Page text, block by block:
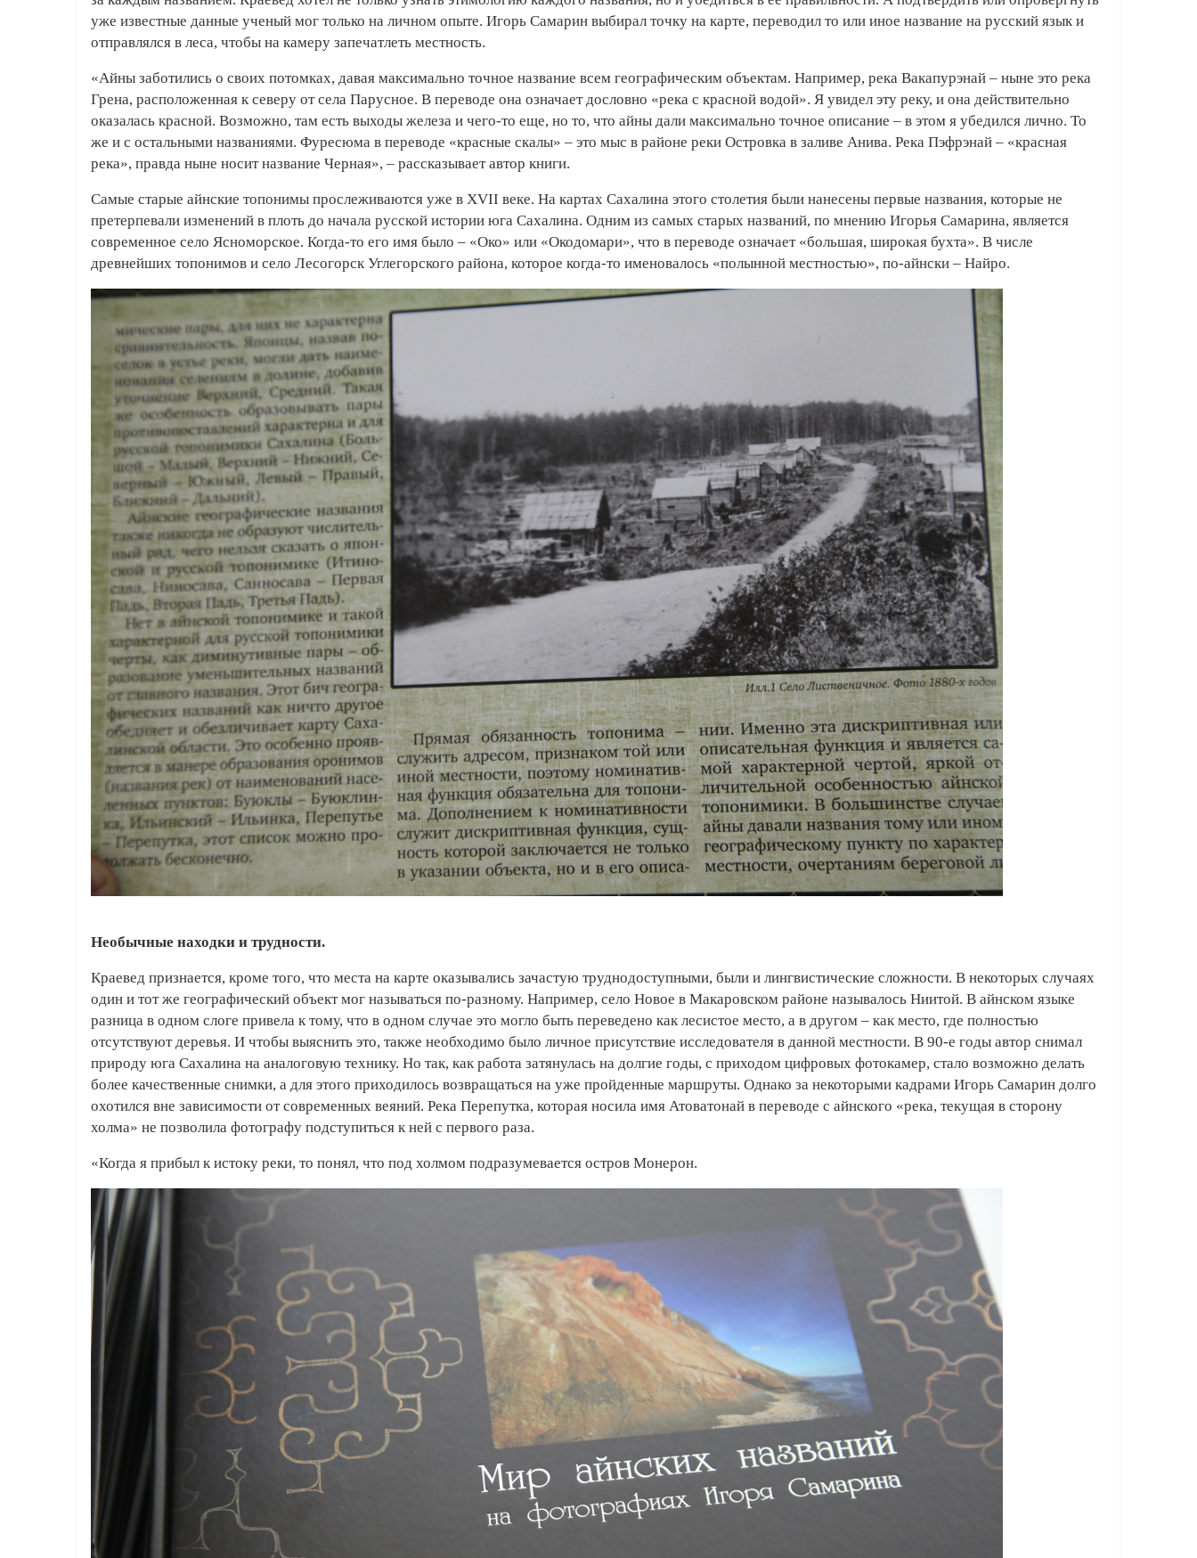
уже известные данные ученый мог только на личном опыте. Игорь Самарин выбирал точку на карте, переводил то или иное название на русский язык и
отправлялся в леса, чтобы на камеру запечатлеть местность.
«Айны заботились о своих потомках, давая максимально точное название всем географическим объектам. Например, река Вакапурэнай – ныне это река
Грена, расположенная к северу от села Парусное. В переводе она означает дословно «река с красной водой». Я увидел эту реку, и она действительно
оказалась красной. Возможно, там есть выходы железа и чего-то еще, но то, что айны дали максимально точное описание – в этом я убедился лично. То
же и с остальными названиями. Фуресюма в переводе «красные скалы» – это мыс в районе реки Островка в заливе Анива. Река Пэфрэнай – «красная
река», правда ныне носит название Черная», – рассказывает автор книги.
Самые старые айнские топонимы прослеживаются уже в XVII веке. На картах Сахалина этого столетия были нанесены первые названия, которые не
претерпевали изменений в плоть до начала русской истории юга Сахалина. Одним из самых старых названий, по мнению Игорья Самарина, является
современное село Ясноморское. Когда-то его имя было – «Око» или «Окодомари», что в переводе означает «большая, широкая бухта». В числе
древнейших топонимов и село Лесогорск Углегорского района, которое когда-то именовалось «полынной местностью», по-айнски – Найро.
Необычные находки и трудности.
Краевед признается, кроме того, что места на карте оказывались зачастую труднодоступными, были и лингвистические сложности. В некоторых случаях
один и тот же географический объект мог называться по-разному. Например, село Новое в Макаровском районе называлось Ниитой. В айнском языке
разница в одном слоге привела к тому, что в одном случае это могло быть переведено как лесистое место, а в другом – как место, где полностью
отсутствуют деревья. И чтобы выяснить это, также необходимо было личное присутствие исследователя в данной местности. В 90-е годы автор снимал
природу юга Сахалина на аналоговую технику. Но так, как работа затянулась на долгие годы, с приходом цифровых фотокамер, стало возможно делать
более качественные снимки, а для этого приходилось возвращаться на уже пройденные маршруты. Однако за некоторыми кадрами Игорь Самарин долго
охотился вне зависимости от современных веяний. Река Перепутка, которая носила имя Атоватонай в переводе с айнского «река, текущая в сторону
холма» не позволила фотографу подступиться к ней с первого раза.
«Когда я прибыл к истоку реки, то понял, что под холмом подразумевается остров Монерон.